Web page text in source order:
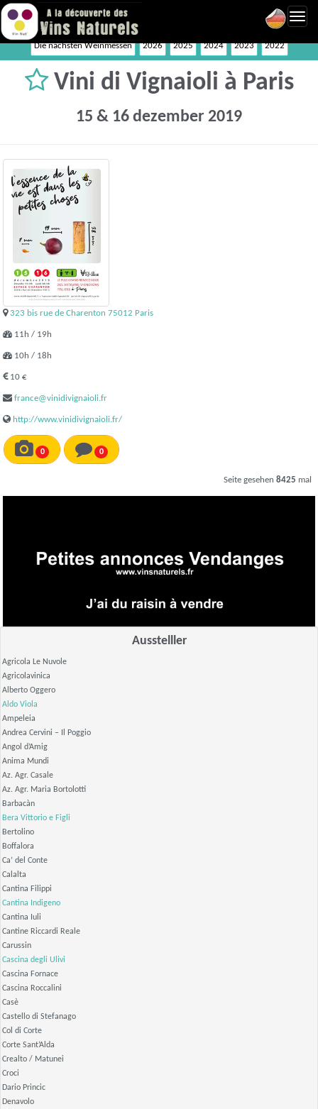
Die nächsten Weinmessen 2026 2025 2024 2023 2022
Vini di Vignaioli à Paris
15 & 16 dezember 2019
323 bis rue de Charenton 75012 Paris
11h / 19h
10h / 18h
10 €
france@vinidivignaioli.fr
http://www.vinidivignaioli.fr/
0 0
Seite gesehen 8425 mal
Ausstelller
Agricola Le Nuvole
Agricolavinica
Alberto Oggero
Aldo Viola
Ampeleia
Andrea Cervini – Il Poggio
Angol d’Amig
Anima Mundi
Az. Agr. Casale
Az. Agr. Maria Bortolotti
Barbacàn
Bera Vittorio e Figli
Bertolino
Boffalora
Ca’ del Conte
Calalta
Cantina Filippi
Cantina Indigeno
Cantina Iuli
Cantine Riccardi Reale
Carussin
Cascina degli Ulivi
Cascina Fornace
Cascina Roccalini
Casè
Castello di Stefanago
Col di Corte
Corte Sant’Alda
Crealto / Matunei
Croci
Dario Princic
Denavolo